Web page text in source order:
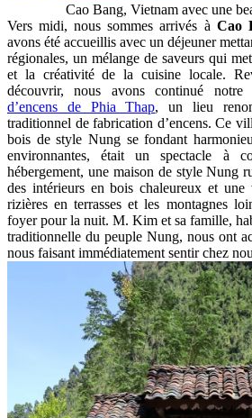
Cao Bang, Vietnam avec une
Vers midi, nous sommes arrivés à Cao
avons été accueillis avec un déjeuner
régionales, un mélange de saveurs qui
et la créativité de la cuisine locale.
découvrir, nous avons continué
d’encens de Phia Thap, un lieu
traditionnel de fabrication d’encens. Ce
bois de style Nung se fondant
environnantes, était un spectacle à
hébergement, une maison de style Nung
des intérieurs en bois chaleureux et une
rizières en terrasses et les montagnes
foyer pour la nuit. M. Kim et sa famille,
traditionnelle du peuple Nung, nous ont
nous faisant immédiatement sentir chez